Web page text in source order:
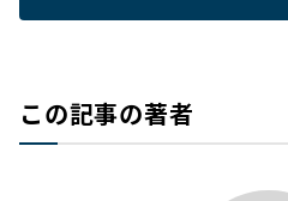
この記事の著者